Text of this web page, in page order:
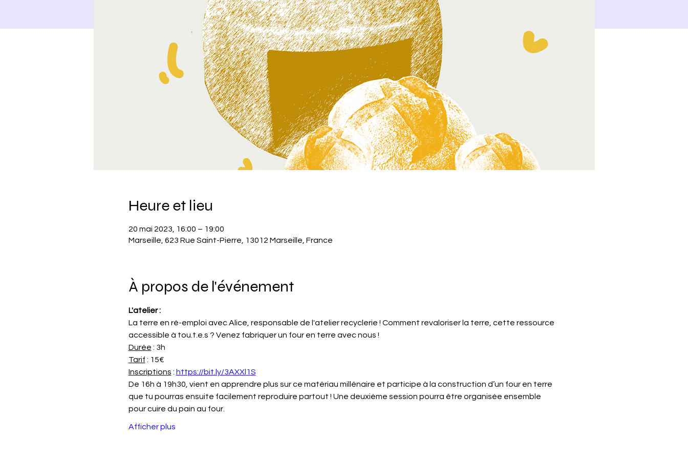
Heure et lieu
20 mai 2023, 16:00 – 19:00
Marseille, 623 Rue Saint-Pierre, 13012 Marseille, France
À propos de l'événement
L'atelier :
La terre en ré-emploi avec Alice, responsable de l'atelier recyclerie ! Comment revaloriser la terre, cette ressource
accessible à tou.t.e.s ? Venez fabriquer un four en terre avec nous !
Durée : 3h
Tarif : 15€
Inscriptions : https://bit.ly/3AXXl1S
De 16h à 19h30, vient en apprendre plus sur ce matériau millénaire et participe à la construction d’un four en terre
que tu pourras ensuite facilement reproduire partout ! Une deuxième session pourra être organisée ensemble
pour cuire du pain au four.
Afficher plus